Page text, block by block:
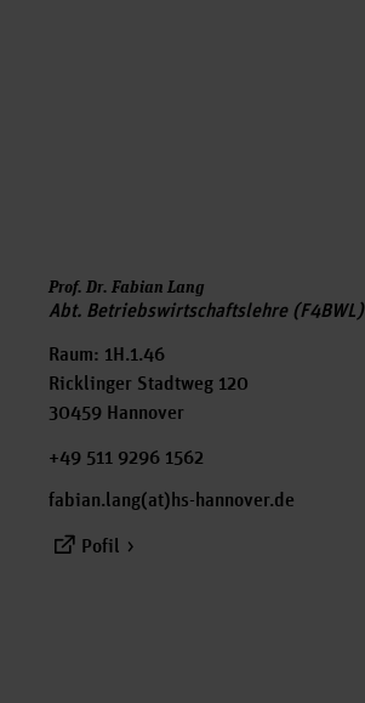
Prof. Dr. Fabian Lang
Abt. Betriebswirtschaftslehre (F4BWL)
Raum: 1H.1.46
Ricklinger Stadtweg 120
30459 Hannover
+49 511 9296 1562
fabian.lang(at)hs-hannover.de
Pofil